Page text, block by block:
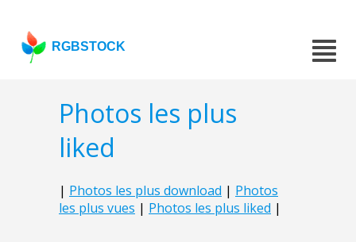
RGBSTOCK
Photos les plus
liked
| Photos les plus download | Photos
les plus vues | Photos les plus liked |